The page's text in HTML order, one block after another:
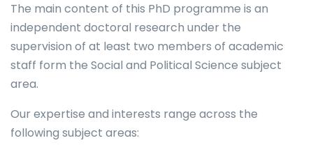
The main content of this PhD programme is an
independent doctoral research under the
supervision of at least two members of academic
staff form the Social and Political Science subject
area.
Our expertise and interests range across the
following subject areas: